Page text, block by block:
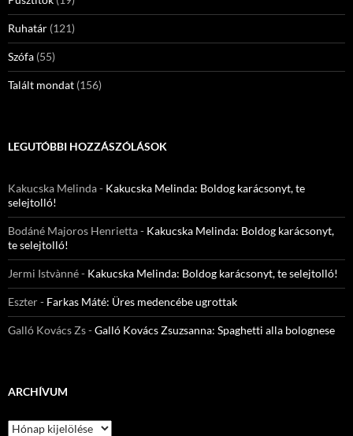
Ruhatár (121)
Szófa (55)
Talált mondat (156)
LEGUTÓBBI HOZZÁSZÓLÁSOK
Kakucska Melinda- Kakucska Melinda: Boldog karácsonyt, te
selejtolló!
Bodáné Majoros Henrietta- Kakucska Melinda: Boldog karácsonyt,
te selejtolló!
Jermi Istvànné- Kakucska Melinda: Boldog karácsonyt, te selejtolló!
Eszter- Farkas Máté: Üres medencébe ugrottak
Galló Kovács Zs-Galló Kovács Zsuzsanna: Spaghetti alla bolognese
ARCHÍVUM
Archívum